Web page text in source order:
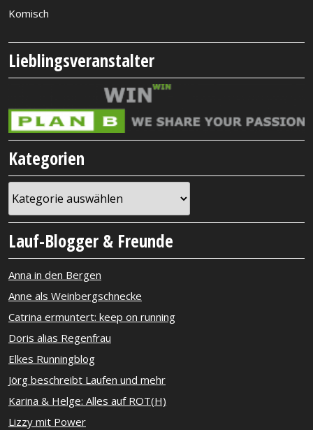
Komisch
Lieblingsveranstalter
Kategorien
Lauf-Blogger & Freunde
Anna in den Bergen
Anne als Weinbergschnecke
Catrina ermuntert: keep on running
Doris alias Regenfrau
Elkes Runningblog
Jörg beschreibt Laufen und mehr
Karina & Helge: Alles auf ROT(H)
Lizzy mit Power